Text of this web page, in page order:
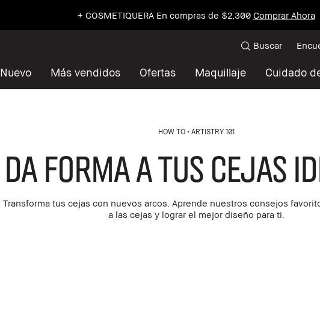
+ COSMETIQUERA En compras de $2,300 Comprar Ahora
Nuevo Más vendidos Ofertas Maquillaje Cuidado
Buscar
HOW TO ARTISTRY 101
Da Forma a tus Cejas
Transforma tus cejas con nuevos arcos. Aprende nuestros consejos
a las cejas y lograr el mejor diseño para ti.